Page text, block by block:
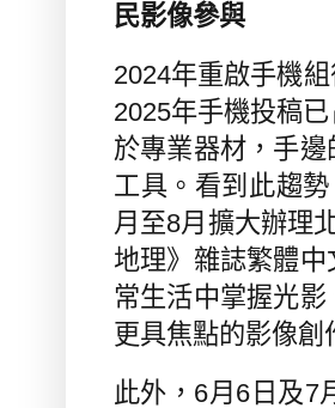
民影像參與
2024年重啟手機組
2025年手機投稿
於專業器材，手
工具。看到此趨
月至8月擴大辦理
地理》雜誌繁體
常生活中掌握光
更具焦點的影像創
此外， 6月 6 日及7